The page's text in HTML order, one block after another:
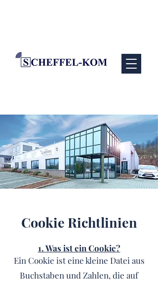
Cookie Richtlinien
1. Was ist ein Cookie?
Ein Cookie ist eine kleine Datei aus
Buchstaben und Zahlen, die auf